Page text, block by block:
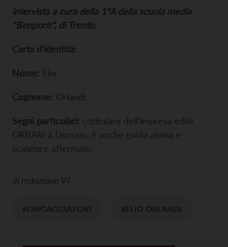
intervista a cura della 1°A della scuola media
“Bonporti“, di Trento.
Carta d’identità:
Nome: Elio
Cognome: Orlandi
Segni particolari: cotitolare dell’impresa edile
ORBARI a Dorsino, è anche guida alpina e
scalatore affermato
di redazione VT
#DISGAGGIATORE #ELIO ORLANDI